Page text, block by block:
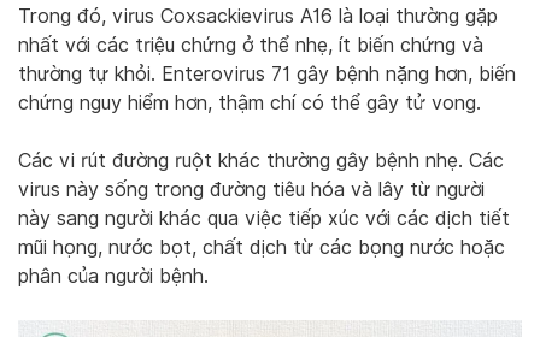
Trong đó, virus Coxsackievirus A16 là loại thường gặp
nhất với các triệu chứng ở thể nhẹ, ít biến chứng và
thường tự khỏi. Enterovirus 71 gây bệnh nặng hơn, biến
chứng nguy hiểm hơn, thậm chí có thể gây tử vong.
Các vi rút đường ruột khác thường gây bệnh nhẹ. Các
virus này sống trong đường tiêu hóa và lây từ người
này sang người khác qua việc tiếp xúc với các dịch tiết
mũi họng, nước bọt, chất dịch từ các bọng nước hoặc
phân của người bệnh.